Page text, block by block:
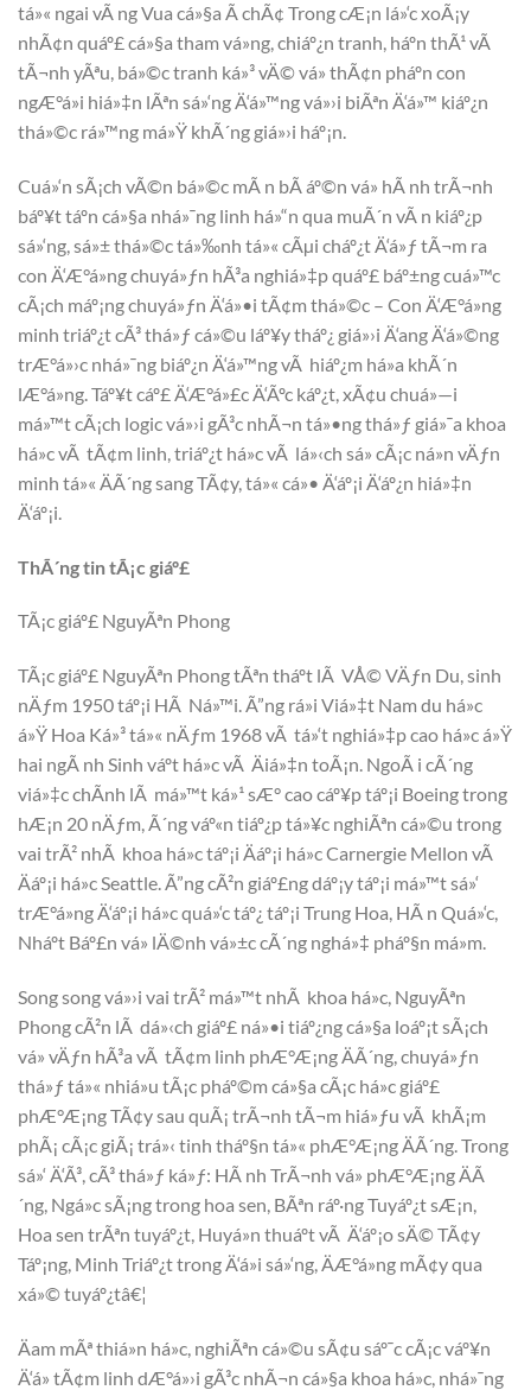
tá»« ngai vÃ ng Vua cá»§a Ã chÃ¢ Trong cÆ¡n lá»‘c xoÃ¡y
nhÃ¢n quáº£ cá»§a tham vá»ng, chiáº¿n tranh, háº­n thÃ¹ vÃ
tÃ¬nh yÃªu, bá»©c tranh ká»³ vÄ© vá» thÃ¢n pháº­n con
ngÆ°á»i hiá»‡n lÃªn sá»‘ng Ä‘á»™ng vá»›i biÃªn Ä‘á»™ kiáº¿n
thá»©c rá»™ng má»Ÿ khÃ´ng giá»›i háº¡n.
Cuá»‘n sÃ¡ch vÃ©n bá»©c mÃ n bÃ­ áº©n vá» hÃ nh trÃ¬nh
báº¥t táº­n cá»§a nhá»¯ng linh há»“n qua muÃ´n vÃ n kiáº¿p
sá»‘ng, sá»± thá»©c tá»‰nh tá»« cÃµi cháº¿t Ä‘á»ƒ tÃ¬m ra
con Ä‘Æ°á»ng chuyá»ƒn hÃ³a nghiá»‡p quáº£ báº±ng cuá»™c
cÃ¡ch máº¡ng chuyá»ƒn Ä‘á»•i tÃ¢m thá»©c – Con Ä‘Æ°á»ng
minh triáº¿t cÃ³ thá»ƒ cá»©u láº¥y tháº¿ giá»›i Ä‘ang Ä‘á»©ng
trÆ°á»›c nhá»¯ng biáº¿n Ä‘á»™ng vÃ hiáº¿m há»a khÃ´n
lÆ°á»ng. Táº¥t cáº£ Ä‘Æ°á»£c Ä‘Ãºc káº¿t, xÃ¢u chuá»—i
má»™t cÃ¡ch logic vá»›i gÃ³c nhÃ¬n tá»•ng thá»ƒ giá»¯a khoa
há»c vÃ tÃ¢m linh, triáº¿t há»c vÃ lá»‹ch sá»­ cÃ¡c ná»n vÄƒn
minh tá»« ÄÃ´ng sang TÃ¢y, tá»« cá»• Ä‘áº¡i Ä‘áº¿n hiá»‡n
Ä‘áº¡i.
ThÃ´ng tin tÃ¡c giáº£
TÃ¡c giáº£ NguyÃªn Phong
TÃ¡c giáº£ NguyÃªn Phong tÃªn tháº­t lÃ VÅ© VÄƒn Du, sinh
nÄƒm 1950 táº¡i HÃ Ná»™i. Ã”ng rá»i Viá»‡t Nam du há»c
á»Ÿ Hoa Ká»³ tá»« nÄƒm 1968 vÃ tá»‘t nghiá»‡p cao há»c á»Ÿ
hai ngÃ nh Sinh váº­t há»c vÃ Äiá»‡n toÃ¡n. NgoÃ i cÃ´ng
viá»‡c chÃ­nh lÃ má»™t ká»¹ sÆ° cao cáº¥p táº¡i Boeing trong
hÆ¡n 20 nÄƒm, Ã´ng váº«n tiáº¿p tá»¥c nghiÃªn cá»©u trong
vai trÃ² nhÃ khoa há»c táº¡i Äáº¡i há»c Carnergie Mellon vÃ
Äáº¡i há»c Seattle. Ã”ng cÃ²n giáº£ng dáº¡y táº¡i má»™t sá»‘
trÆ°á»ng Ä‘áº¡i há»c quá»‘c táº¿ táº¡i Trung Hoa, HÃ n Quá»‘c,
Nháº­t Báº£n vá» lÄ©nh vá»±c cÃ´ng nghá»‡ pháº§n má»m.
Song song vá»›i vai trÃ² má»™t nhÃ khoa há»c, NguyÃªn
Phong cÃ²n lÃ dá»‹ch giáº£ ná»•i tiáº¿ng cá»§a loáº¡t sÃ¡ch
vá» vÄƒn hÃ³a vÃ tÃ¢m linh phÆ°Æ¡ng ÄÃ´ng, chuyá»ƒn
thá»ƒ tá»« nhiá»u tÃ¡c pháº©m cá»§a cÃ¡c há»c giáº£
phÆ°Æ¡ng TÃ¢y sau quÃ¡ trÃ¬nh tÃ¬m hiá»ƒu vÃ khÃ¡m
phÃ¡ cÃ¡c giÃ¡ trá»‹ tinh tháº§n tá»« phÆ°Æ¡ng ÄÃ´ng. Trong
sá»‘ Ä‘Ã³, cÃ³ thá»ƒ ká»ƒ: HÃ nh TrÃ¬nh vá» phÆ°Æ¡ng ÄÃ
´ng, Ngá»c sÃ¡ng trong hoa sen, BÃªn ráº·ng Tuyáº¿t sÆ¡n,
Hoa sen trÃªn tuyáº¿t, Huyá»n thuáº­t vÃ Ä‘áº¡o sÄ© TÃ¢y
Táº¡ng, Minh Triáº¿t trong Ä‘á»i sá»‘ng, ÄÆ°á»ng mÃ¢y qua
xá»© tuyáº¿tâ€¦
Äam mÃª thiá»n há»c, nghiÃªn cá»©u sÃ¢u sáº¯c cÃ¡c váº¥n
Ä‘á» tÃ¢m linh dÆ°á»›i gÃ³c nhÃ¬n cá»§a khoa há»c, nhá»¯ng